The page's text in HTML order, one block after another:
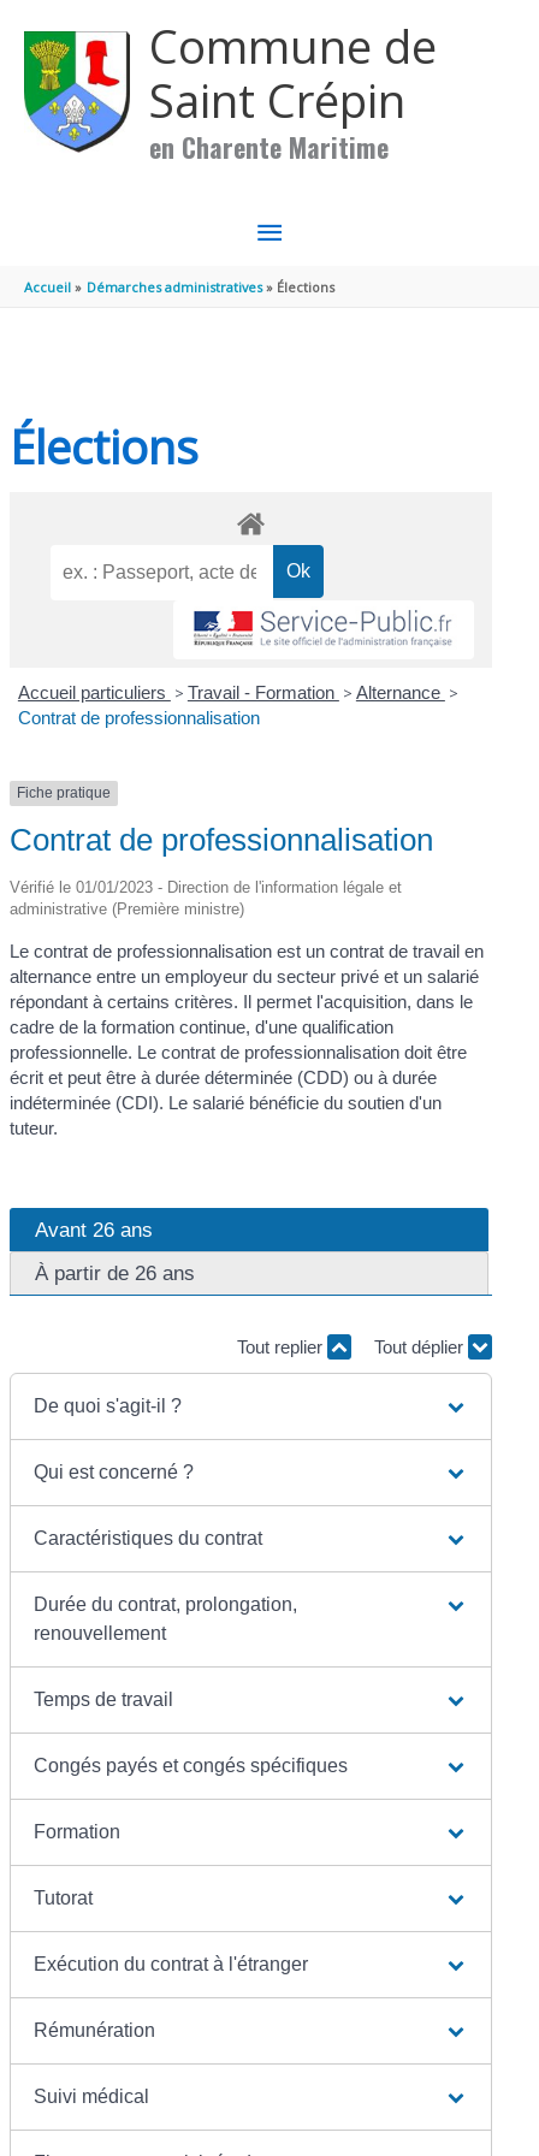
Commune de
Saint Crépin
en Charente Maritime
MENU
PRINCIPAL
Accueil Démarches administratives Élections
Élections
Accueil particuliers > Travail - Formation > Alternance >
Contrat de professionnalisation
Fiche pratique
Contrat de professionnalisation
Vérifié le 01/01/2023 - Direction de l'information légale et
administrative (Première ministre)
Le contrat de professionnalisation est un contrat de travail en
alternance entre un employeur du secteur privé et un salarié
répondant à certains critères. Il permet l'acquisition, dans le
cadre de la formation continue, d'une qualification
professionnelle. Le contrat de professionnalisation doit être
écrit et peut être à durée déterminée (CDD) ou à durée
indéterminée (CDI). Le salarié bénéficie du soutien d'un
tuteur.
Avant 26 ans
À partir de 26 ans
Tout replier Tout déplier
De quoi s'agit-il ?
Qui est concerné ?
Caractéristiques du contrat
Durée du contrat, prolongation,
renouvellement
Temps de travail
Congés payés et congés spécifiques
Formation
Tutorat
Exécution du contrat à l'étranger
Rémunération
Suivi médical